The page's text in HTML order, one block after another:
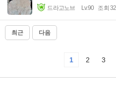
드라고노브 Lv.90 조회
최근 다음
1 2 3